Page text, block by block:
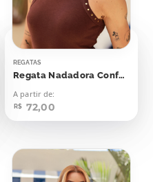
REGATAS
Regata Nadadora Confort Bolinhas Aplicação
A partir de:
R$ 72,00